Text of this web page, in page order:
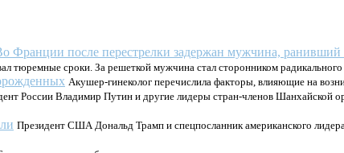
Франции после перестрелки задержан мужчина,
тюремные сроки. За решеткой мужчина стал сторонником
Акушер-гинеколог перечислила факторы, влияющие на
России Владимир Путин и другие лидеры стран-членов Шанхайской
Президент США Дональд Трамп и спецпосланник американского